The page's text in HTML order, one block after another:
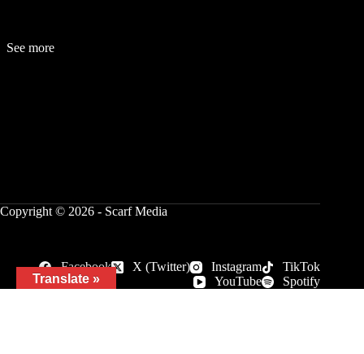
See more
Copyright © 2026 - Scarf Media
Facebook X (Twitter) Instagram
TikTok
YouTube
Spotify
Translate »